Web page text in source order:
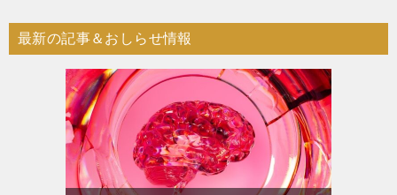
最新の記事＆おしらせ情報